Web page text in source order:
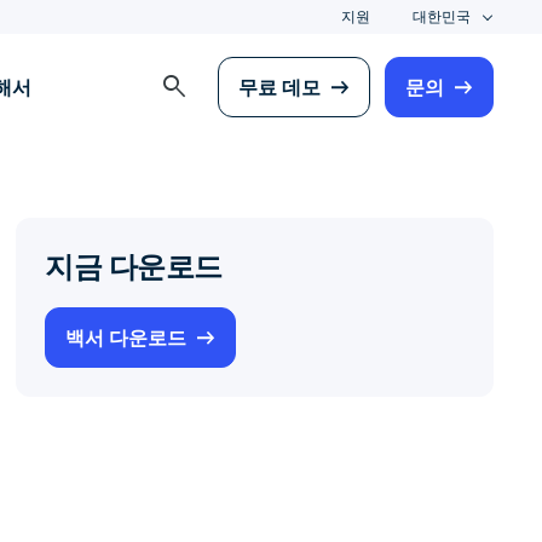
지원 대한민국
서 search 무료 데모 문의
지금 다운로드
백서 다운로드